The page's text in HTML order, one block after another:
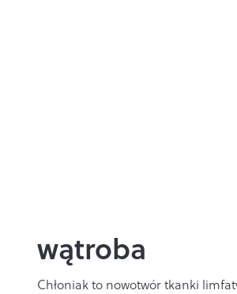
wątroba
Chłoniak to nowotwór tkanki